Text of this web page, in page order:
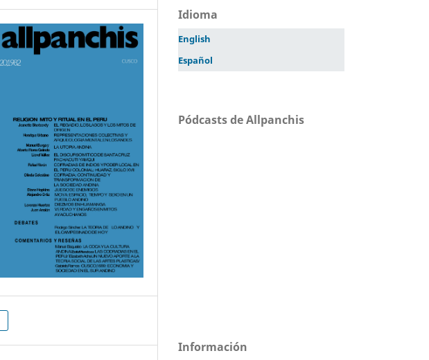
Idioma
English
Español
Pódcasts de Allpanchis
Información